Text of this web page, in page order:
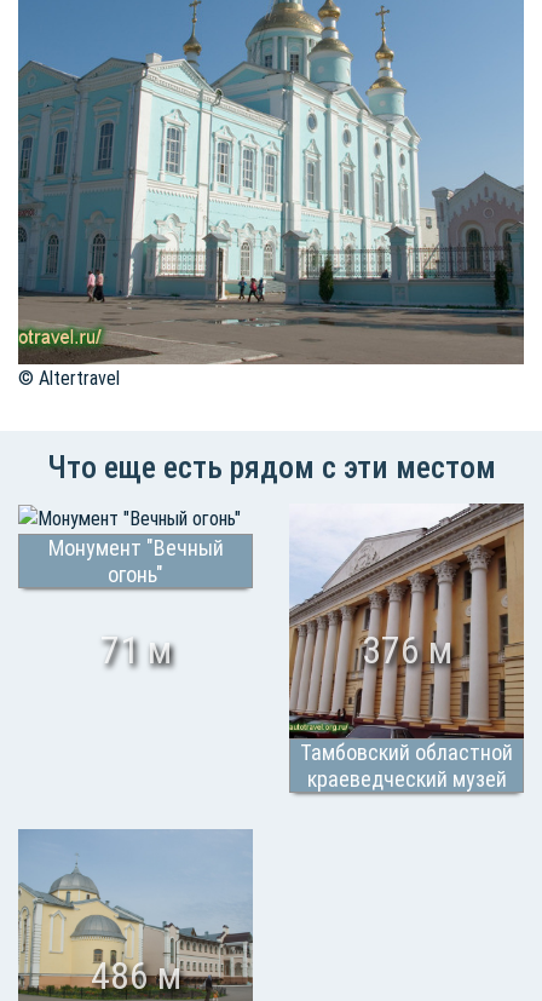
© Altertravel
Что еще есть рядом с эти местом
Монумент "Вечный
огонь"
71 м
Тамбовский областной
краеведческий музей
376 м
486 м